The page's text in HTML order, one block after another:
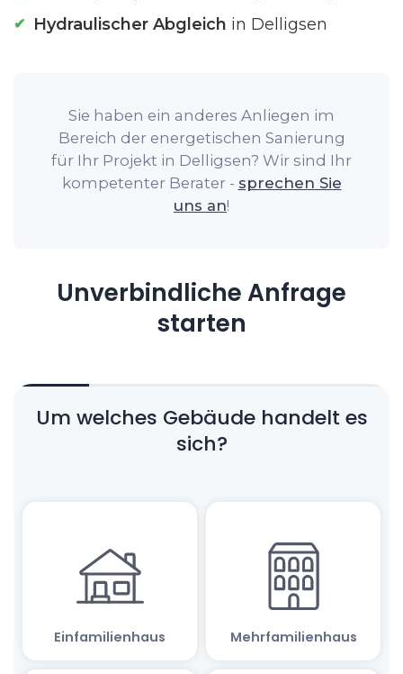
Hydraulischer Abgleich in Delligsen
Sie haben ein anderes Anliegen im
Bereich der energetischen Sanierung
für Ihr Projekt in Delligsen? Wir sind Ihr
kompetenter Berater - sprechen Sie
uns an!
Unverbindliche Anfrage
starten